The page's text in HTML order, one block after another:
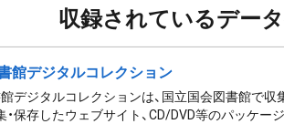
収録されているデー
館デジタルコレクション
デジタルコレクションは、国立国会図書館で収
・保存したウェブサイト、CD/DVD等のパッケージ